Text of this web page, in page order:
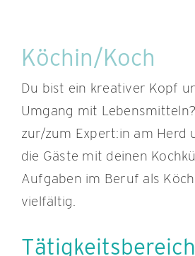
Köchin/Koch
Du bist ein kreativer Kopf
Umgang mit
zur/zum Expert:in am Herd
die Gäste mit deinen
Aufgaben im Beruf als
vielfältig.